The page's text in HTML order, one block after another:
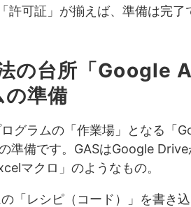
許可証」が揃えば、準備は完了
の台所「Google
の準備
グラムの「作業場」となる「
準備です。GASはGoogle
マクロ」のようなもの。
「レシピ（コード）」を書き込